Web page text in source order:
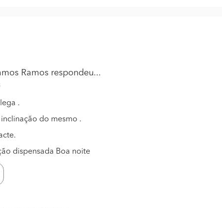
Ramos respondeu...
.
do mesmo .
dispensada Boa noite